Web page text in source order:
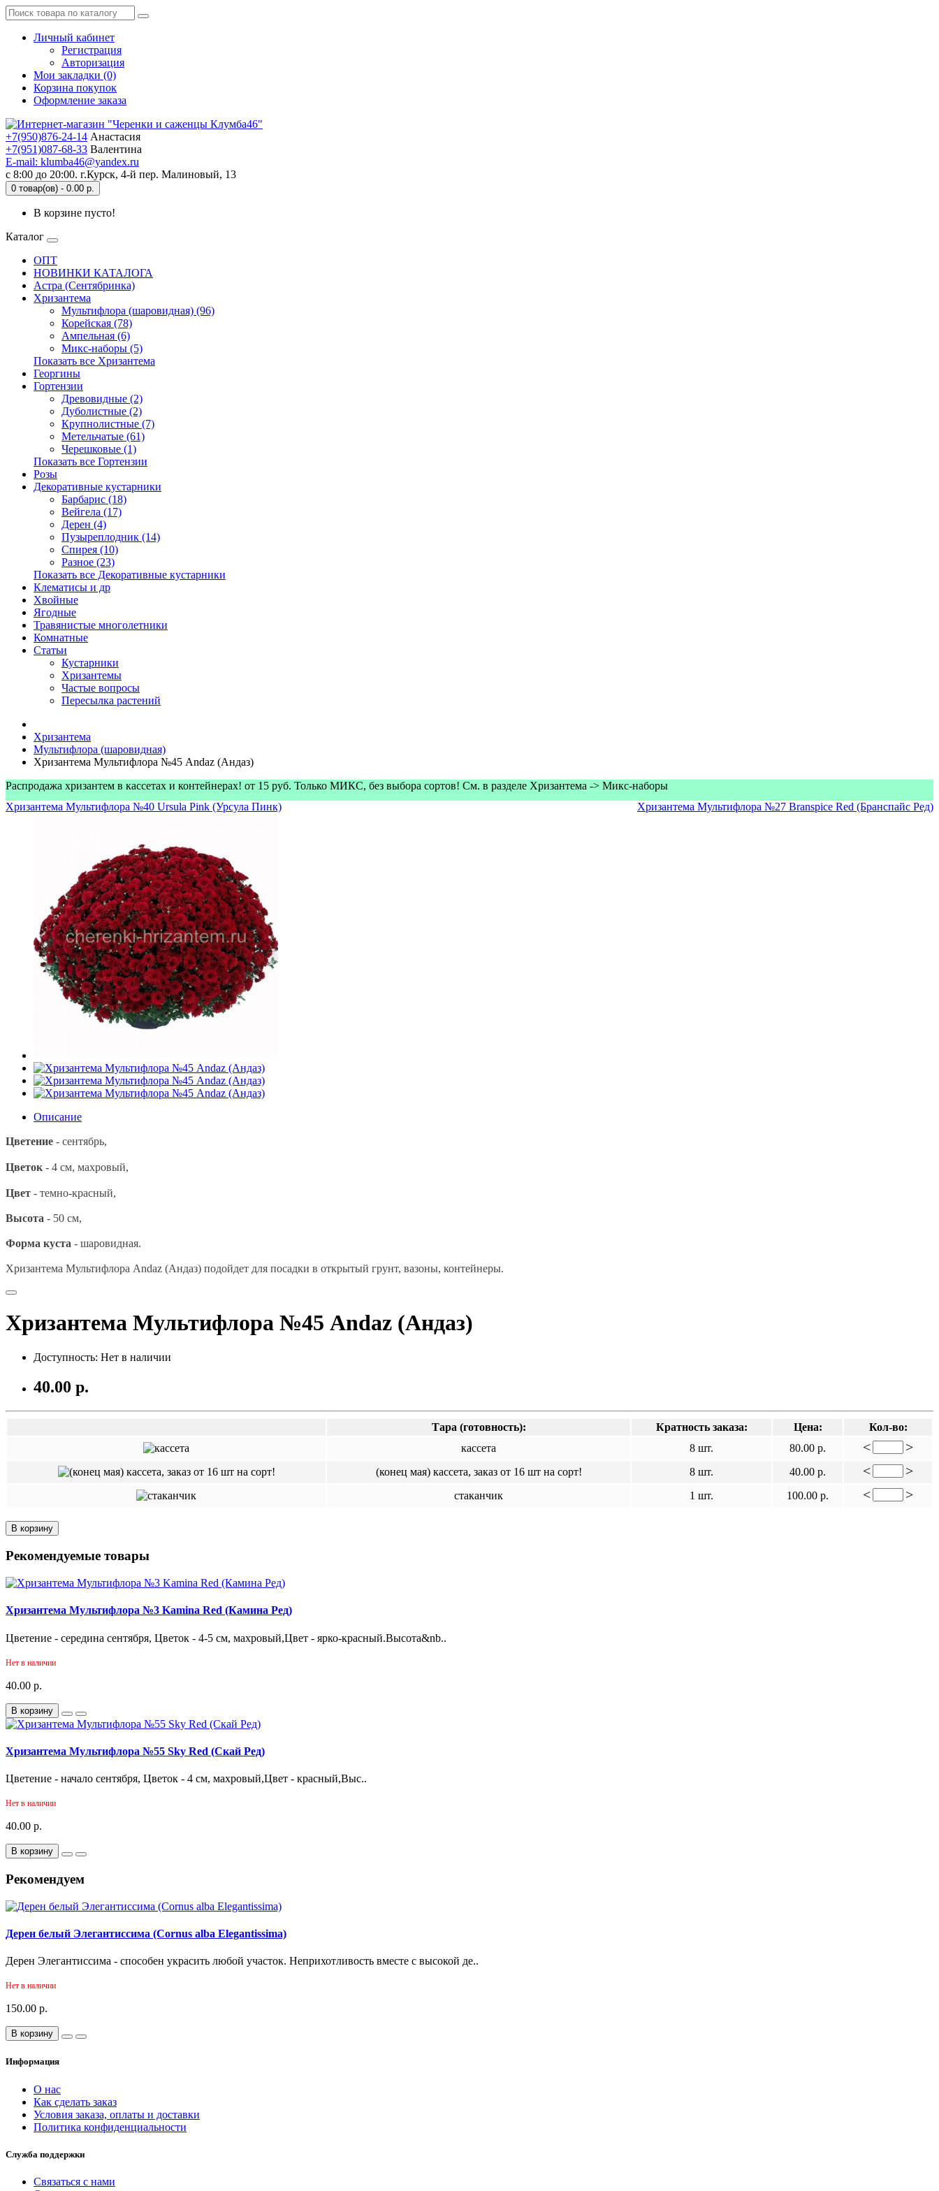
Личный кабинет
Регистрация
Авторизация
Мои закладки (0)
Корзина покупок
Оформление заказа
+7(950)876-24-14 Анастасия
+7(951)087-68-33 Валентина
E-mail: klumba46@yandex.ru
с 8:00 до 20:00. г.Курск, 4-й пер. Малиновый, 13
0 товар(ов) - 0.00 р.
В корзине пусто!
Каталог
ОПТ
НОВИНКИ КАТАЛОГА
Астра (Сентябринка)
Хризантема
Мультифлора (шаровидная) (96)
Корейская (78)
Ампельная (6)
Микс-наборы (5)
Показать все Хризантема
Георгины
Гортензии
Древовидные (2)
Дуболистные (2)
Крупнолистные (7)
Метельчатые (61)
Черешковые (1)
Показать все Гортензии
Розы
Декоративные кустарники
Барбарис (18)
Вейгела (17)
Дерен (4)
Пузыреплодник (14)
Спирея (10)
Разное (23)
Показать все Декоративные кустарники
Клематисы и др
Хвойные
Ягодные
Травянистые многолетники
Комнатные
Статьи
Кустарники
Хризантемы
Частые вопросы
Пересылка растений
Хризантема
Мультифлора (шаровидная)
Хризантема Мультифлора №45 Andaz (Андаз)
Распродажа хризантем в кассетах и контейнерах! от 15 руб. Только МИКС, без выбора сортов! См. в разделе Хризантема -> Микс-наборы
Хризантема Мультифлора №40 Ursula Pink (Урсула Пинк)
Хризантема Мультифлора №27 Branspice Red (Бранспайс Ред)
Описание
Цветение - сентябрь,
Цветок - 4 см, махровый,
Цвет - темно-красный,
Высота - 50 см,
Форма куста - шаровидная.
Хризантема Мультифлора Andaz (Андаз) подойдет для посадки в открытый грунт, вазоны, контейнеры.
Хризантема Мультифлора №45 Andaz (Андаз)
Доступность: Нет в наличии
40.00 р.
Тара (готовность): Кратность заказа: Цена:
Кол-во:
кассета
8 шт. 80.00 р. < >
(конец мая) кассета, заказ от 16 шт на сорт! 8 шт. 40.00 р. < >
стаканчик 1 шт. 100.00 р. < >
В корзину
Рекомендуемые товары
Хризантема Мультифлора №3 Kamina Red (Камина Ред)
Цветение - середина сентября, Цветок - 4-5 см, махровый,Цвет - ярко-красный.Высота&nb..
Нет в наличии
40.00 р.
В корзину
Хризантема Мультифлора №55 Sky Red (Скай Ред)
Цветение - начало сентября, Цветок - 4 см, махровый,Цвет - красный,Выс..
Нет в наличии
40.00 р.
В корзину
Рекомендуем
Дерен белый Элегантиссима (Cornus alba Elegantissima)
Дерен Элегантиссима - способен украсить любой участок. Неприхотливость вместе с высокой де..
Нет в наличии
150.00 р.
В корзину
Информация
О нас
Как сделать заказ
Условия заказа, оплаты и доставки
Политика конфиденциальности
Служба поддержки
Связаться с нами